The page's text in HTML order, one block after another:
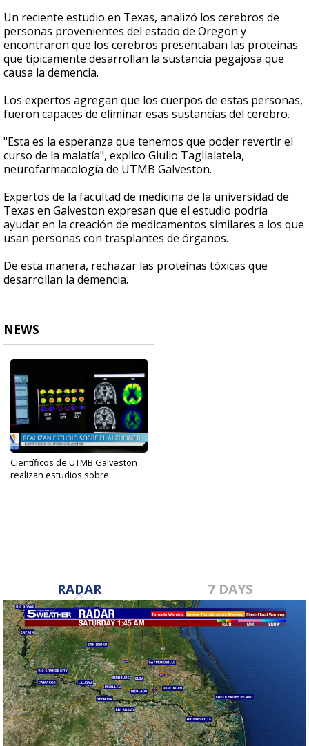
Un reciente estudio en Texas, analizó los cerebros de
personas provenientes del estado de Oregon y
encontraron que los cerebros presentaban las proteínas
que típicamente desarrollan la sustancia pegajosa que
causa la demencia.
Los expertos agregan que los cuerpos de estas personas,
fueron capaces de eliminar esas sustancias del cerebro.
"Esta es la esperanza que tenemos que poder revertir el
curso de la malatía", explico Giulio Taglialatela,
neurofarmacología de UTMB Galveston.
Expertos de la facultad de medicina de la universidad de
Texas en Galveston expresan que el estudio podría
ayudar en la creación de medicamentos similares a los que
usan personas con trasplantes de órganos.
De esta manera, rechazar las proteínas tóxicas que
desarrollan la demencia.
NEWS
Científicos de UTMB Galveston
realizan estudios sobre...
RADAR 7 DAYS